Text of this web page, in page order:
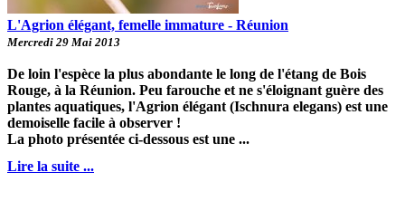
L'Agrion élégant, femelle immature - Réunion
Mercredi 29 Mai 2013
De loin l'espèce la plus abondante le long de l'étang de Bois
Rouge, à la Réunion. Peu farouche et ne s'éloignant guère des
plantes aquatiques, l'Agrion élégant (Ischnura elegans) est une
demoiselle facile à observer !
La photo présentée ci-dessous est une ...
Lire la suite ...